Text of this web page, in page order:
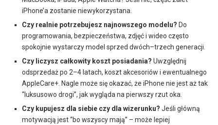
iPhone’a zostanie niewykorzystana.
Czy realnie potrzebujesz najnowszego modelu? Do
programowania, bezpieczeństwa, zdjęć i wideo często
spokojnie wystarczy model sprzed dwóch–trzech generacji.
Czy liczysz całkowity koszt posiadania? Uwzględnij
odsprzedaż po 2–4 latach, koszt akcesoriów i ewentualnego
AppleCare+. Nagle może się okazać, że iPhone nie jest aż tak
“luksusowo drogi”, jak wygląda na pierwszy rzut oka.
Czy kupujesz dla siebie czy dla wizerunku? Jeśli główną
motywacją jest “bo wszyscy mają” – może lepiej